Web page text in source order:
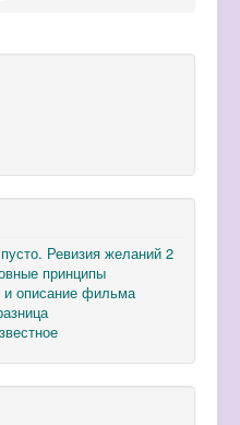
Ревизия желаний 2
принципы
описание фильма